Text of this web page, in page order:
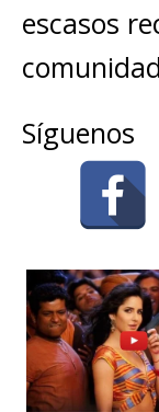
escasos
Síguenos